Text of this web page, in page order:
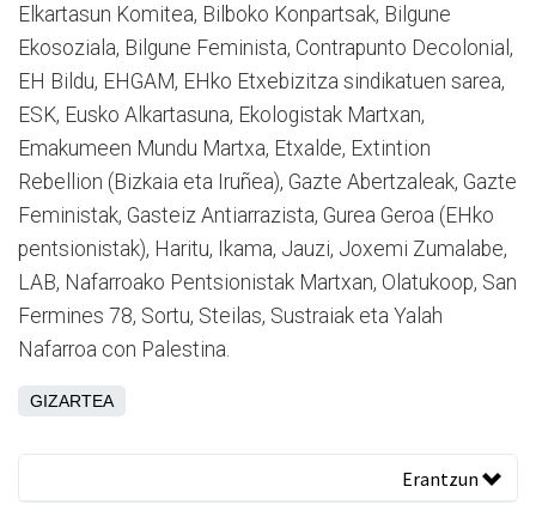
Elkartasun Komitea, Bilboko Konpartsak, Bilgune
Ekosoziala, Bilgune Feminista, Contrapunto Decolonial,
EH Bildu, EHGAM, EHko Etxebizitza sindikatuen sarea,
ESK, Eusko Alkartasuna, Ekologistak Martxan,
Emakumeen Mundu Martxa, Etxalde, Extintion
Rebellion (Bizkaia eta Iruñea), Gazte Abertzaleak, Gazte
Feministak, Gasteiz Antiarrazista, Gurea Geroa (EHko
pentsionistak), Haritu, Ikama, Jauzi, Joxemi Zumalabe,
LAB, Nafarroako Pentsionistak Martxan, Olatukoop, San
Fermines 78, Sortu, Steilas, Sustraiak eta Yalah
Nafarroa con Palestina.
GIZARTEA
Erantzun